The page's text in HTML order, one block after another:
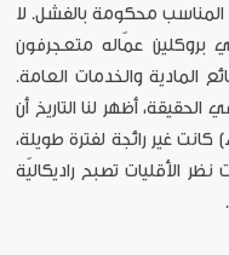
المناسب محكومة بالفشل. لا
بروكلين عمّاله متعجرفون
المادية والخدمات العامة.
الحقيقة، أظهر لنا التاريخ أن
كانت غير رائجة لفترة طويلة،
الأقليات تصبح راديكاليّة